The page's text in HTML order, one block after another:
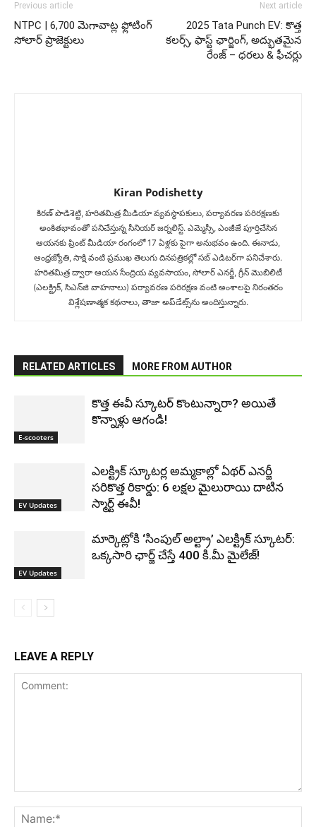
Previous article
NTPC | 6,700 మెగావాట్ల ఫ్లోటింగ్
సోలార్ ప్రాజెక్టులు
Next article
2025 Tata Punch EV: కొత్త
కలర్స్, ఫాస్ట్ ఛార్జింగ్, అద్భుతమైన
రేంజ్ – ధరలు & ఫీచర్లు
Kiran Podishetty
కిరణ్ పొడిశెట్టి, హరితమిత్ర మీడియా వ్యవస్థాపకులు, పర్యావరణ పరిరక్షణకు
అంకితభావంతో పనిచేస్తున్న సీనియ‌ర్‌ జర్నలిస్ట్. ఎమ్మెస్సీ, ఎంజీజే పూర్తిచేసిన‌
ఆయనకు ప్రింట్ మీడియా రంగంలో 17 ఏళ్లకు పైగా అనుభవం ఉంది. ఈనాడు,
ఆంధ్రజ్యోతి, సాక్షి వంటి ప్రముఖ తెలుగు దినపత్రికల్లో సబ్‌ ఎడిటర్‌గా ప‌నిచేశారు.
హరితమిత్ర ద్వారా ఆయన సేంద్రియ వ్యవసాయం, సోలార్ ఎనర్జీ, గ్రీన్ మొబిలిటీ
(ఎలక్ట్రిక్‌, సిఎన్‌జి వాహనాలు) ప‌ర్యావ‌ర‌ణ ప‌రిర‌క్ష‌ణ వంటి అంశాలపై నిరంతరం
విశ్లేషణాత్మక కథనాలు, తాజా అప్‌డేట్స్‌ను అందిస్తున్నారు.
RELATED ARTICLES MORE FROM AUTHOR
E-scooters
కొత్త ఈవీ స్కూట‌ర్ కొంటున్నారా? అయితే
కొన్నాళ్లు ఆగండి!
EV Updates
ఎలక్ట్రిక్ స్కూటర్ల అమ్మకాల్లో ఏథర్ ఎనర్జీ
సరికొత్త రికార్డు: 6 లక్షల మైలురాయి దాటిన
స్మార్ట్ ఈవీ!
EV Updates
మార్కెట్లోకి ‘సింపుల్ అల్ట్రా’ ఎలక్ట్రిక్ స్కూటర్:
ఒక్కసారి ఛార్జ్ చేస్తే 400 కి.మీ మైలేజ్!
LEAVE A REPLY